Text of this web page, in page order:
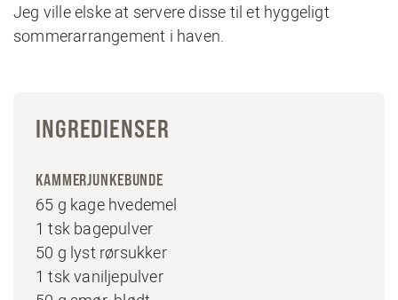
Jeg ville elske at servere disse til et hyggeligt
sommerarrangement i haven.
INGREDIENSER
KAMMERJUNKEBUNDE
65 g kage hvedemel
1 tsk bagepulver
50 g lyst rørsukker
1 tsk vaniljepulver